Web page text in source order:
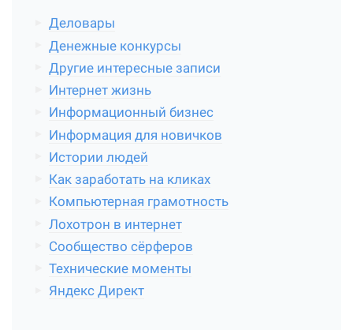
Деловары
Денежные конкурсы
Другие интересные записи
Интернет жизнь
Информационный бизнес
Информация для новичков
Истории людей
Как заработать на кликах
Компьютерная грамотность
Лохотрон в интернет
Сообщество сёрферов
Технические моменты
Яндекс Директ